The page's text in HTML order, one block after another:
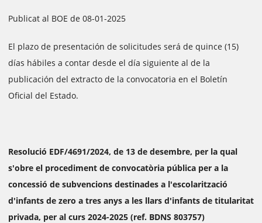
Publicat al BOE de 08-01-2025
El plazo de presentación de solicitudes será de quince (15)
días hábiles a contar desde el día siguiente al de la
publicación del extracto de la convocatoria en el Boletín
Oficial del Estado.
Resolució EDF/4691/2024, de 13 de desembre, per la qual
s'obre el procediment de convocatòria pública per a la
concessió de subvencions destinades a l'escolarització
d'infants de zero a tres anys a les llars d'infants de titularitat
privada, per al curs 2024-2025 (ref. BDNS 803757)